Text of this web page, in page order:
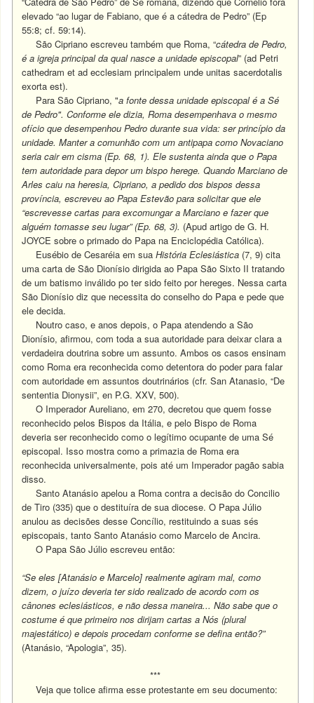
elevado “ao lugar de Fabiano, que é a cátedra de Pedro” (Ep
55:8; cf. 59:14).
São Cipriano escreveu também que Roma, “cátedra de Pedro,
é a igreja principal da qual nasce a unidade episcopal” (ad Petri
cathedram et ad ecclesiam principalem unde unitas sacerdotalis
exorta est).
Para São Cipriano, "a fonte dessa unidade episcopal é a Sé
de Pedro". Conforme ele dizia, Roma desempenhava o mesmo
ofício que desempenhou Pedro durante sua vida: ser princípio da
unidade. Manter a comunhão com um antipapa como Novaciano
seria cair em cisma (Ep. 68, 1). Ele sustenta ainda que o Papa
tem autoridade para depor um bispo herege. Quando Marciano de
Arles caiu na heresia, Cipriano, a pedido dos bispos dessa
província, escreveu ao Papa Estevão para solicitar que ele
“escrevesse cartas para excomungar a Marciano e fazer que
alguém tomasse seu lugar” (Ep. 68, 3). (Apud artigo de G. H.
JOYCE sobre o primado do Papa na Enciclopédia Católica).
Eusébio de Cesaréia em suaHistória Eclesiástica (7, 9) cita
uma carta de São Dionísio dirigida ao Papa São Sixto II tratando
de um batismo inválido po ter sido feito por hereges. Nessa carta
São Dionísio diz que necessita do conselho do Papa e pede que
ele decida.
Noutro caso, e anos depois, o Papa atendendo a São
Dionísio, afirmou, com toda a sua autoridade para deixar clara a
verdadeira doutrina sobre um assunto. Ambos os casos ensinam
como Roma era reconhecida como detentora do poder para falar
com autoridade em assuntos doutrinários (cfr. San Atanasio, “De
sententia Dionysii”, en P.G. XXV, 500).
O Imperador Aureliano, em 270, decretou que quem fosse
reconhecido pelos Bispos da Itália, e pelo Bispo de Roma
deveria ser reconhecido como o legítimo ocupante de uma Sé
episcopal. Isso mostra como a primazia de Roma era
reconhecida universalmente, pois até um Imperador pagão sabia
disso.
Santo Atanásio apelou a Roma contra a decisão do Concilio
de Tiro (335) que o destituíra de sua diocese. O Papa Júlio
anulou as decisões desse Concílio, restituindo a suas sés
episcopais, tanto Santo Atanásio como Marcelo de Ancira.
O Papa São Júlio escreveu então:
“Se eles [Atanásio e Marcelo] realmente agiram mal, como
dizem, o juízo deveria ter sido realizado de acordo com os
cânones eclesiásticos, e não dessa maneira... Não sabe que o
costume é que primeiro nos dirijam cartas a Nós (plural
majestático) e depois procedam conforme se defina então?”
(Atanásio, “Apologia”, 35).
***
Veja que tolice afirma esse protestante em seu documento: